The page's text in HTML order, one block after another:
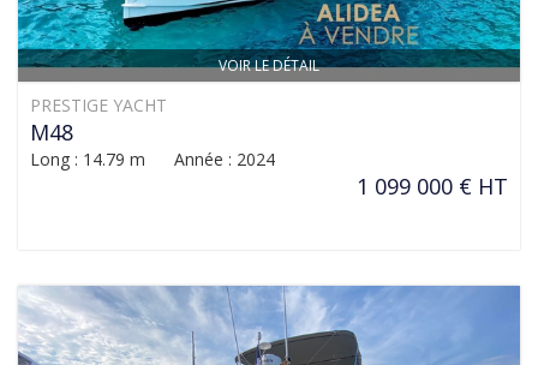
VOIR LE DÉTAIL
PRESTIGE YACHT
M48
Long : 14.79 m Année : 2024
1 099 000 € HT